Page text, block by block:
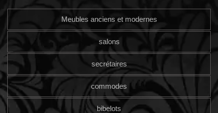
Meubles anciens et modernes
salons
secrétaires
commodes
bibelots